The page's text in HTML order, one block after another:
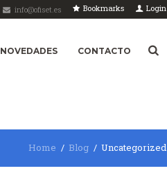
info@ofiset.es Bookmarks Login
NOVEDADES CONTACTO
Home Blog Uncategorized